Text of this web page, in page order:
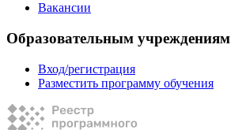
Вакансии
Образовательным учреждениям
Вход/регистрация
Разместить программу обучения